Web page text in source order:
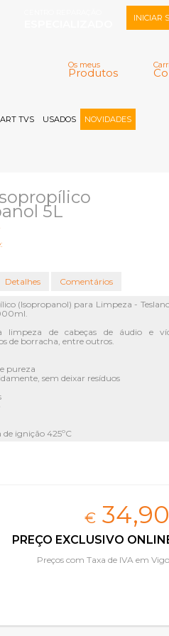
Os meus
Produtos
INICIAR
Memorizar
Registar |
TVS USADOS NOVIDADES
5L
Detalhes Comentários
(Isopropanol) para Limpeza -
limpeza de cabeças de áudio e
de borracha, entre outros.
pureza
sem deixar resíduos
ignição 425ºC
€ 34,90
PREÇO EXCLUSIVO
Preços com Taxa de IVA em